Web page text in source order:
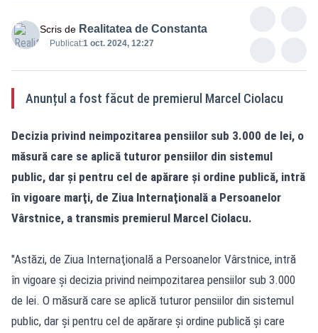
Scris de Realitatea de Constanta
Publicat:1 oct. 2024, 12:27
Anunțul a fost făcut de premierul Marcel Ciolacu
Decizia privind neimpozitarea pensiilor sub 3.000 de lei, o
măsură care se aplică tuturor pensiilor din sistemul
public, dar şi pentru cel de apărare şi ordine publică, intră
în vigoare marţi, de Ziua Internaţională a Persoanelor
Vârstnice, a transmis premierul Marcel Ciolacu.
"Astăzi, de Ziua Internaţională a Persoanelor Vârstnice, intră
în vigoare şi decizia privind neimpozitarea pensiilor sub 3.000
de lei. O măsură care se aplică tuturor pensiilor din sistemul
public, dar şi pentru cel de apărare şi ordine publică şi care